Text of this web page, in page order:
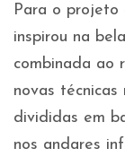
Para o projeto
inspirou na
combinada ao
novas
divididas em
nos andares